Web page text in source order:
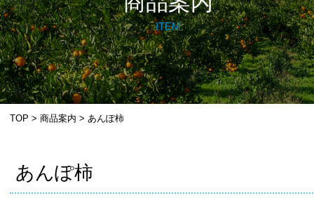
ITEM
TOP >商品案内 >あんぽ柿
あんぽ柿